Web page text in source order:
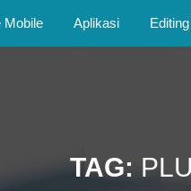
Mobile Aplikasi Editing
TAG: